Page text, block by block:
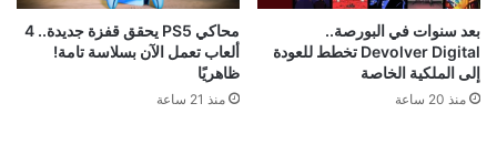
بعد سنوات في البورصة..
Devolver Digital تخطط للعودة
إلى الملكية الخاصة
منذ 20 ساعة
محاكي PS5 يحقق قفزة جديدة.. 4
ألعاب تعمل الآن بسلاسة تامة!
ظاهريًا
منذ 21 ساعة